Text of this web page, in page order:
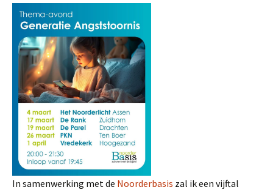
In samenwerking met de Noorderbasis zal ik een vijftal